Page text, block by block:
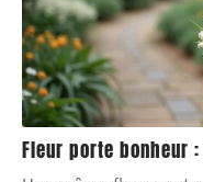
Fleur porte bonheur